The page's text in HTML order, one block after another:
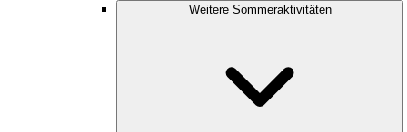
Weitere Sommeraktivitäten